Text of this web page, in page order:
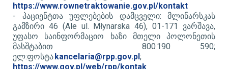
https://www.rownetraktowanie.gov.pl/kontakt
- ​ პაციენტთა უფლებების დამცველი: მლინარსკას
გამზირი 46 (Ale ul. Młynarska 46), 01-171 ვარშავა,
უფასო საინფორმაციო ხაზი მთელი პოლონეთის
მასშტაბით 800 190 590;
ელ:ფოსტაkancelaria@rpp.gov.pl;
https://www.gov.pl/web/rpp/kontak